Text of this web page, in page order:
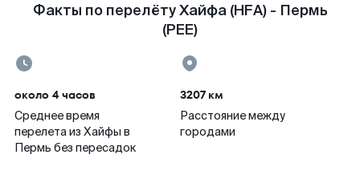
Факты по перелёту Хайфа (HFA) - Пермь
(PEE)
около 4 часов
Среднее время
перелета из Хайфы в
Пермь без пересадок
3207 км
Расстояние между
городами